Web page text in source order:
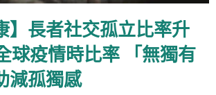
】長者社交孤立比率升
球疫情時比率 「無獨有
減孤獨感